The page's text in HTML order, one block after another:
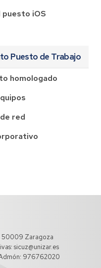
puesto iOS
Puesto de Trabajo
homologado
red
50009 Zaragoza
sicuz@unizar.es
976762020